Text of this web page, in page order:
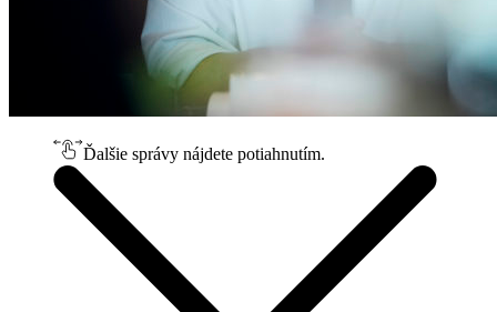
Ďalšie správy nájdete potiahnutím.